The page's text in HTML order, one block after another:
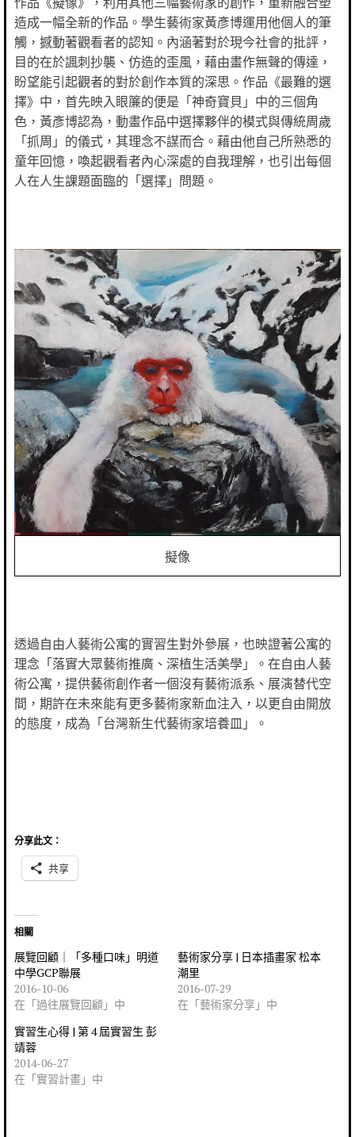
造成一幅全新的作品。學生藝術家黃彥博運用他個人的筆
觸，撼動著觀看者的認知。內涵著對於現今社會的批評，
目的在於諷刺抄襲、仿造的歪風，藉由畫作無聲的傳達，
盼望能引起觀者的對於創作本質的深思。作品《最難的選
擇》中，首先映入眼簾的便是「神奇寶貝」中的三個角
色，黃彥博認為，動畫作品中選擇夥伴的模式與傳統周歲
「抓周」的儀式，其理念不謀而合。藉由他自己所熟悉的
童年回憶，喚起觀看者內心深處的自我理解，也引出每個
人在人生課題面臨的「選擇」問題。
擬像
透過自由人藝術公寓的實習生對外參展，也映證著公寓的
理念「落實大眾藝術推廣、深植生活美學」。在自由人藝
術公寓，提供藝術創作者一個沒有藝術派系、展演替代空
間，期許在未來能有更多藝術家新血注入，以更自由開放
的態度，成為「台灣新生代藝術家培養皿」。
分享此文：
共享
相關
展覽回顧｜「多種口味」明道
中學GCP聯展
2016-10-06
在「過往展覽回顧」中
藝術家分享 | 日本插畫家 松本
潮里
2016-07-29
在「藝術家分享」中
實習生心得 | 第 4 屆實習生 彭
靖蓉
2014-06-27
在「實習計畫」中